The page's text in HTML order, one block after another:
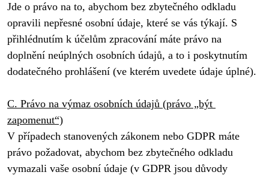
Jde o právo na to, abychom bez zbytečného odkladu
opravili nepřesné osobní údaje, které se vás týkají. S
přihlédnutím k účelům zpracování máte právo na
doplnění neúplných osobních údajů, a to i poskytnutím
dodatečného prohlášení (ve kterém uvedete údaje úplné).
C. Právo na výmaz osobních údajů (právo „být
zapomenut“)
V případech stanovených zákonem nebo GDPR máte
právo požadovat, abychom bez zbytečného odkladu
vymazali vaše osobní údaje (v GDPR jsou důvody